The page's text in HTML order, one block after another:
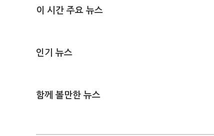
이 시간 주요 뉴스
인기 뉴스
함께 볼만한 뉴스